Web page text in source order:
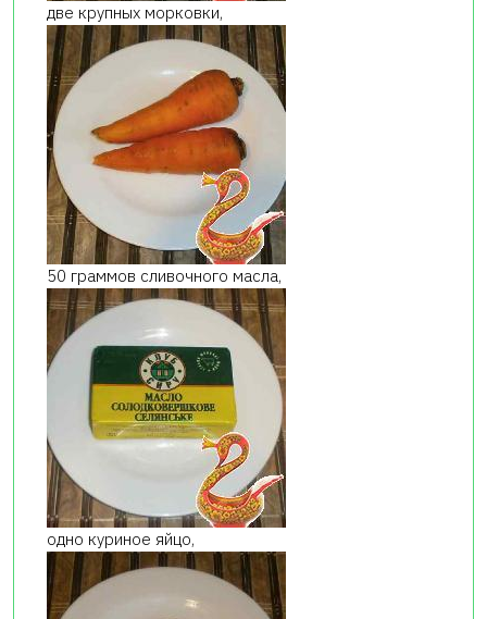
две крупных морковки,
50 граммов сливочного масла,
одно куриное яйцо,